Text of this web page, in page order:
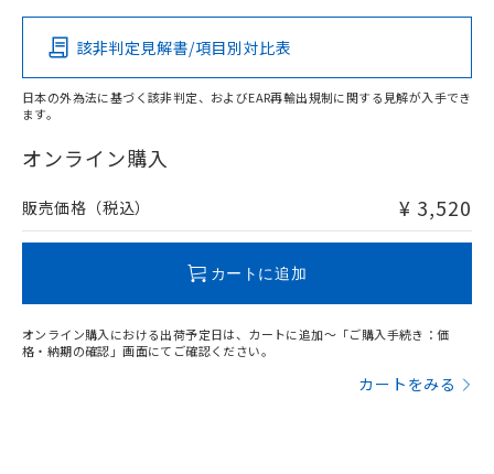
O
在庫等で未対応品が混在する可能性があります。
問い合わせください。
該非判定見解書/項目別対比表
日本の外為法に基づく該非判定、およびEAR再輸出規制に関する見解が入手でき
ます。
オンライン購入
販売価格（税込） ¥ 3,520
カートに追加
オンライン購入における出荷予定日は、カートに追加～「ご購入手続き：価
格・納期の確認」画面にてご確認ください。
カートをみる